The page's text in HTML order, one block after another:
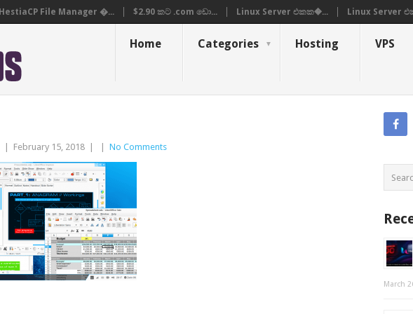
HestiaCP File Manager �... $2.90 කට .com ඩො... Linux Server එකක�... Linux Server
Home Categories Hosting VPS
February 15, 2018 No Comments
March